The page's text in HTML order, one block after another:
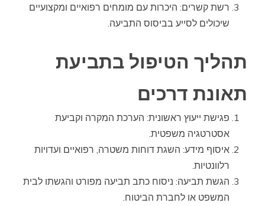
רשת קשרים: היכרות עם מומחים רפואיים ומקצועיים
שיכולים לסייע בביסוס התביעה.
תהליך הטיפול בתביעת
תאונת דרכים
פגישת ייעוץ ראשונית: הערכת המקרה וקביעת
אסטרטגיה משפטית.
איסוף מידע: השגת דוחות משטרה, רפואיים ועדויות
רלוונטיות.
הגשת תביעה: ניסוח כתב תביעה מפורט והגשתו לבית
המשפט או לחברת הביטוח.